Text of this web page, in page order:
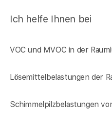
Ich helfe Ihnen bei
VOC und MVOC in der
Lösemittelbelastungen der
Schimmelpilzbelastungen